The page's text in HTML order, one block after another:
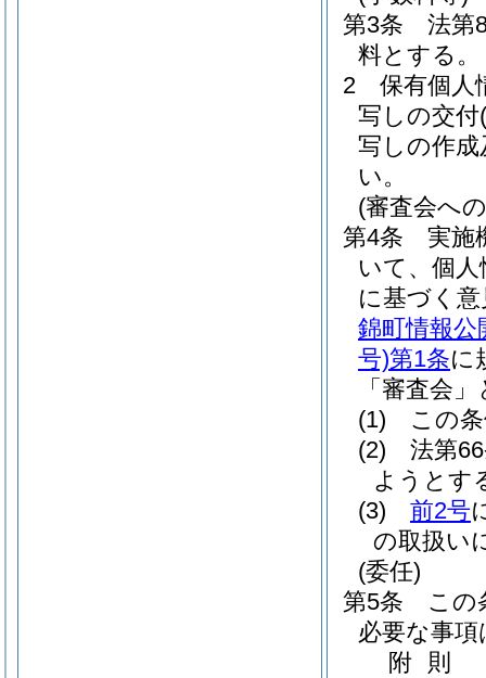
第3条
法第
料とする。
2
保有個人
写しの交付
写しの作
い。
(審査会へ
第4条
実施
いて、個
に基づく
錦町情報公
号)第1条に
「審査会
(1)
この
(2)
法第
ようとす
(3)
前2号
の取扱い
(委任)
第5条
この
必要な事
附 則